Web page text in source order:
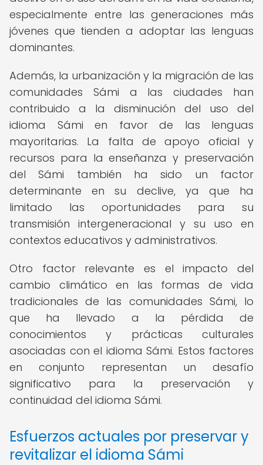
especialmente entre las generaciones más
jóvenes que tienden a adoptar las lenguas
dominantes.
Además, la urbanización y la migración de las
comunidades Sámi a las ciudades han
contribuido a la disminución del uso del
idioma Sámi en favor de las lenguas
mayoritarias. La falta de apoyo oficial y
recursos para la enseñanza y preservación
del Sámi también ha sido un factor
determinante en su declive, ya que ha
limitado las oportunidades para su
transmisión intergeneracional y su uso en
contextos educativos y administrativos.
Otro factor relevante es el impacto del
cambio climático en las formas de vida
tradicionales de las comunidades Sámi, lo
que ha llevado a la pérdida de
conocimientos y prácticas culturales
asociadas con el idioma Sámi. Estos factores
en conjunto representan un desafío
significativo para la preservación y
continuidad del idioma Sámi.
Esfuerzos actuales por preservar y
revitalizar el idioma Sámi